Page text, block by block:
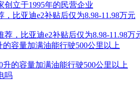
比亚迪e2补贴后仅为8.98-11.98万元
容量加满油能行驶500公里以上
吗